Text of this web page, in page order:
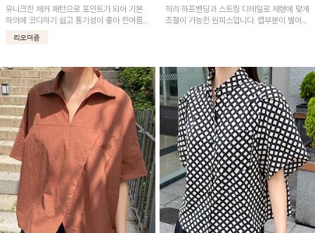
유니크한 체커 패턴으로 포인트가 되어 기본
하의에 코디하기 쉽고 통기성이 좋아 한여름에
도 시원하게 착용하기 좋답니다~
허리 하프밴딩과 스트링 디테일로 체형에 맞게
조절이 가능한 원피스입니다. 랩부분이 벌어지